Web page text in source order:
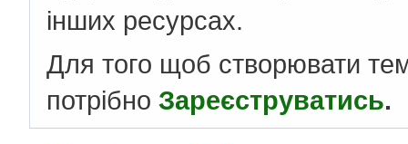
інших ресурсах.
Для того щоб створювати
потрібно Зареєструватись.